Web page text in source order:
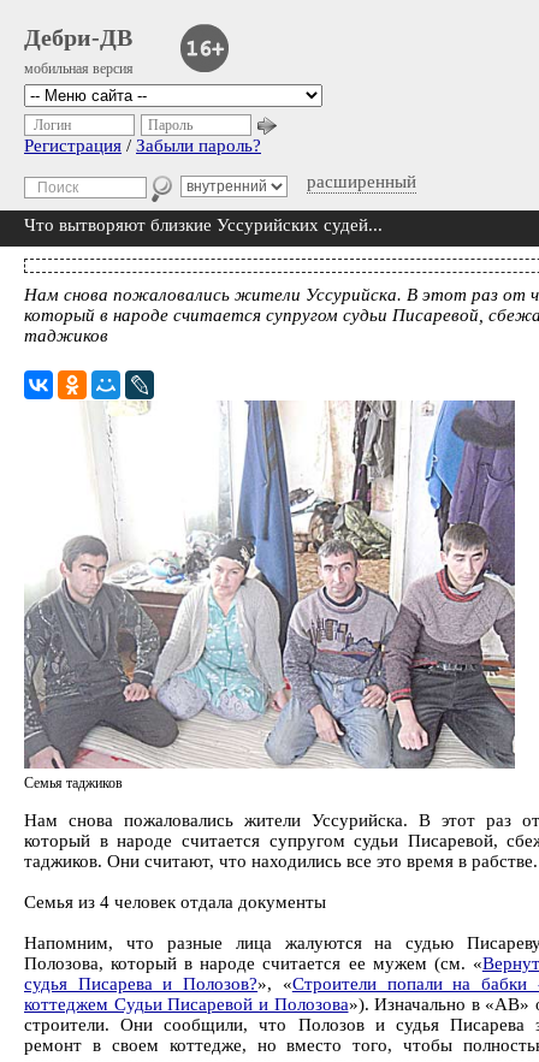
Дебри-ДВ
мобильная версия
расширенный
Логин Пароль
Регистрация / Забыли пароль?
Что вытворяют близкие Уссурийских судей...
Нам снова пожаловались жители Уссурийска. В этот раз от
который в народе считается супругом судьи Писаревой,
таджиков
Семья таджиков
Нам снова пожаловались жители Уссурийска. В этот раз
который в народе считается супругом судьи Писаревой,
таджиков. Они считают, что находились все это время в рабстве.
Семья из 4 человек отдала документы
Напомним, что разные лица жалуются на судью
Полозова, который в народе считается ее мужем (см. «
судья Писарева и Полозов?», «Строители попали на бабки
коттеджем Судьи Писаревой и Полозова»). Изначально в «АВ»
строители. Они сообщили, что Полозов и судья Писарева
ремонт в своем коттедже, но вместо того, чтобы